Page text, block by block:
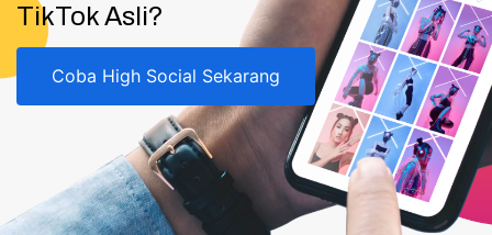
TikTok Asli?
Coba High Social Sekarang